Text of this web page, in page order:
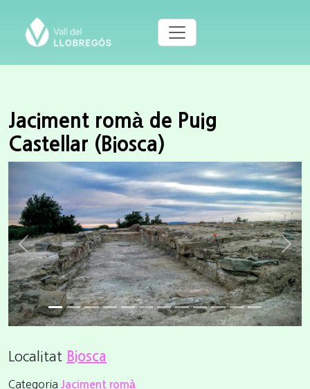
Jaciment romà de Puig
Castellar (Biosca)
Previous Next
Localitat Biosca
Categoria Jaciment romà